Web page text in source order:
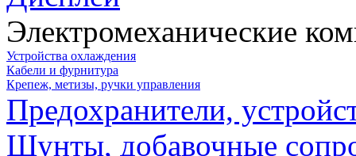
Электромеханические
Устройства охлаждения
Кабели и фурнитура
Крепеж, метизы, ручки управления
Предохранители,
Шунты, добавочные